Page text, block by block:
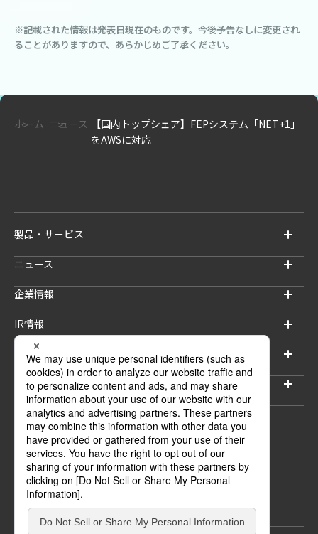
※記載された情報は発表日現在のものです。今後予告なしに変更され
ることがありますので、あらかじめご了承ください。
ホーム ニュース
【国内トップシェア】FEPシステム「NET+1」
をAWSに対応
製品・サービス
ニュース
企業情報
IR情報
サステナビリティ
採用情報
セキュリティブログ
ウェブサイトご利用上の注意
プライバシーポリシー
情報セキュリティポリシー